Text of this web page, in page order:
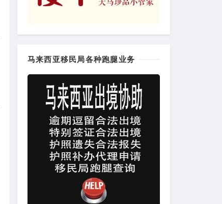
马来西亚移民局各种跑腿业务